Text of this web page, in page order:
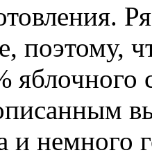
поэтому,
и немного